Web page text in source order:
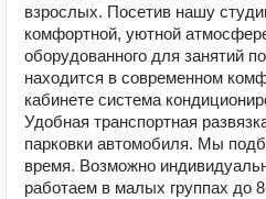
взрослых. Посетив нашу
комфортной, уютной
оборудованного для занятий
находится в современном
кабинете система
Удобная транспортная
парковки автомобиля. Мы
время. Возможно
работаем в малых группах до